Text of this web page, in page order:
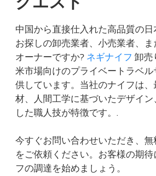
中国から直接仕入れた高品質の
お探しの卸売業者、小売業者、
オーナーですか? ネギナイフ 卸売
米市場向けのプライベートラベ
供しています。当社のナイフは
材、人間工学に基づいたデザイ
した職人技が特徴です。.
今すぐお問い合わせいただき、無
をご依頼ください。お客様の期
フの調達を始めましょう。